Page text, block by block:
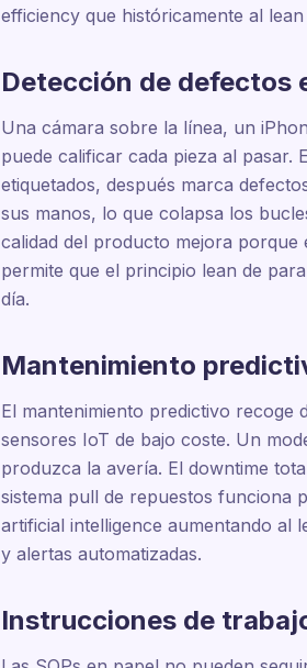
efficiency que históricamente al
Detección de defectos
Una cámara sobre la línea, un
puede calificar cada pieza al pasar.
etiquetados, después marca
sus manos, lo que colapsa los
calidad del producto mejora
permite que el principio lean de
día.
Mantenimiento
El mantenimiento predictivo
sensores IoT de bajo coste. Un
produzca la avería. El downtime
sistema pull de repuestos funciona
artificial intelligence aumentando al
y alertas automatizadas.
Instrucciones de